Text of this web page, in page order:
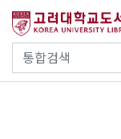
건
통합검색
사이트내 검색